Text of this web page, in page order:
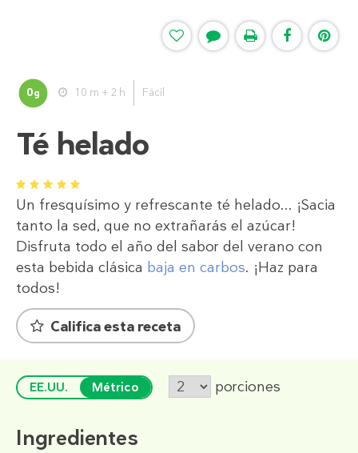
0g 10 m + 2 h Fácil
Té helado
1 2 3 4 5
Un fresquísimo y refrescante té helado... ¡Sacia
tanto la sed, que no extrañarás el azúcar!
Disfruta todo el año del sabor del verano con
esta bebida clásica baja en carbos. ¡Haz para
todos!
Califica esta receta
EE.UU. Métrico porciones
Ingredientes